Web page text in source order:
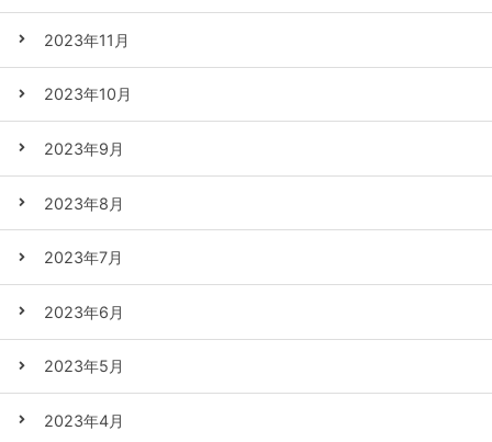
2023年11月
2023年10月
2023年9月
2023年8月
2023年7月
2023年6月
2023年5月
2023年4月